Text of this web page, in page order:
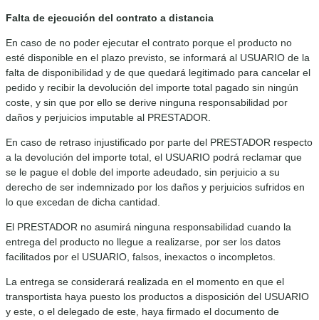
Falta de ejecución del contrato a distancia
En caso de no poder ejecutar el contrato porque el producto no
esté disponible en el plazo previsto, se informará al USUARIO de la
falta de disponibilidad y de que quedará legitimado para cancelar el
pedido y recibir la devolución del importe total pagado sin ningún
coste, y sin que por ello se derive ninguna responsabilidad por
daños y perjuicios imputable al PRESTADOR.
En caso de retraso injustificado por parte del PRESTADOR respecto
a la devolución del importe total, el USUARIO podrá reclamar que
se le pague el doble del importe adeudado, sin perjuicio a su
derecho de ser indemnizado por los daños y perjuicios sufridos en
lo que excedan de dicha cantidad.
El PRESTADOR no asumirá ninguna responsabilidad cuando la
entrega del producto no llegue a realizarse, por ser los datos
facilitados por el USUARIO, falsos, inexactos o incompletos.
La entrega se considerará realizada en el momento en que el
transportista haya puesto los productos a disposición del USUARIO
y este, o el delegado de este, haya firmado el documento de